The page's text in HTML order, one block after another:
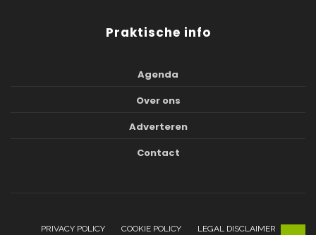
Praktische info
Agenda
Over ons
Adverteren
Contact
PRIVACY POLICY COOKIE POLICY LEGAL DISCLAIMER